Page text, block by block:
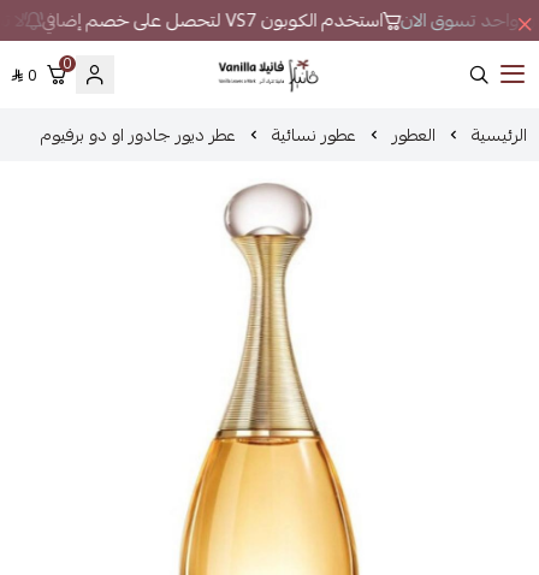
واحد تسوق الان استخدم الكوبون VS7 لتحصل على خصم إضافي لا
فانيلا
0
0
الرئيسية العطور عطور نسائية عطر ديور جادور او دو برفيوم